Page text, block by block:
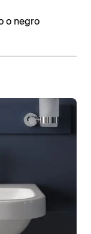
o negro